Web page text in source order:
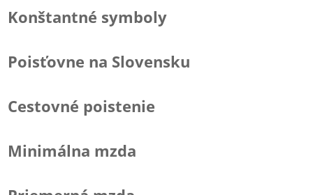
Konštantné symboly
Poisťovne na Slovensku
Cestovné poistenie
Minimálna mzda